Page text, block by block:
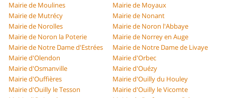
Mairie de Moulines
Mairie de Moyaux
Mairie de Mutrécy
Mairie de Nonant
Mairie de Norolles
Mairie de Noron l'Abbaye
Mairie de Noron la Poterie
Mairie de Norrey en Auge
Mairie de Notre Dame d'Estrées
Mairie de Notre Dame de Livaye
Mairie d'Olendon
Mairie d'Orbec
Mairie d'Osmanville
Mairie d'Ouézy
Mairie d'Ouffières
Mairie d'Ouilly du Houley
Mairie d'Ouilly le Tesson
Mairie d'Ouilly le Vicomte